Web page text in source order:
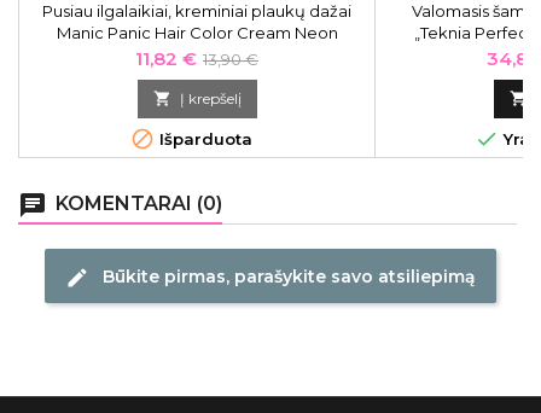
Pusiau ilgalaikiai, kreminiai plaukų dažai
Manic Panic Hair Color Cream Neon
Cotton Candy Pink MEU11004, 118 ml
Kaina
11,82 € Bazinė
kaina
13,90 €
 Į krepšelį
 Išparduota
Valomasis
„Teknia
Micelinis
plaukams.
apsaugo plaukus
kalkių, juos
ir
Kaina

 Yra
chat KOMENTARAI (0)
edit Būkite pirmas, parašykite savo atsiliepimą